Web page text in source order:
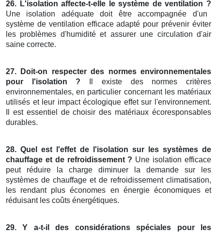
26. L'isolation affecte-t-elle le système de ventilation ?
Une isolation adéquate doit être accompagnée d'un
système de ventilation efficace adapté pour prévenir éviter
les problèmes d'humidité et assurer une circulation d'air
saine correcte.
27. Doit-on respecter des normes environnementales
pour l'isolation ? Il existe des normes critères
environnementales, en particulier concernant les matériaux
utilisés et leur impact écologique effet sur l'environnement.
Il est essentiel de choisir des matériaux écoresponsables
durables.
28. Quel est l'effet de l'isolation sur les systèmes de
chauffage et de refroidissement ? Une isolation efficace
peut réduire la charge diminuer la demande sur les
systèmes de chauffage et de refroidissement climatisation,
les rendant plus économes en énergie économiques et
réduisant les coûts énergétiques.
29. Y a-t-il des considérations spéciales pour les